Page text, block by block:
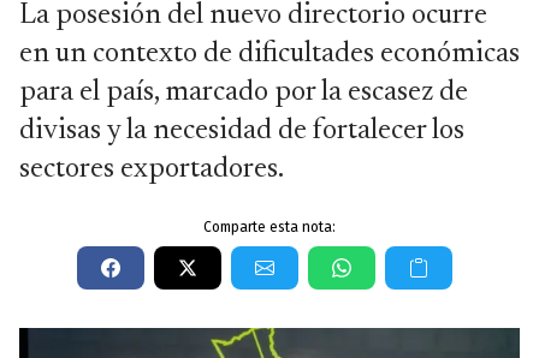
La posesión del nuevo directorio ocurre
en un contexto de dificultades económicas
para el país, marcado por la escasez de
divisas y la necesidad de fortalecer los
sectores exportadores.
Comparte esta nota: